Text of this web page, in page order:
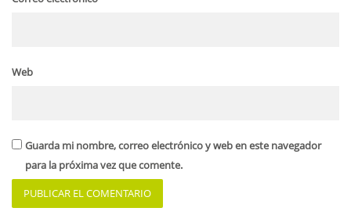
Web
Guarda mi nombre, correo electrónico y web en este navegador
para la próxima vez que comente.